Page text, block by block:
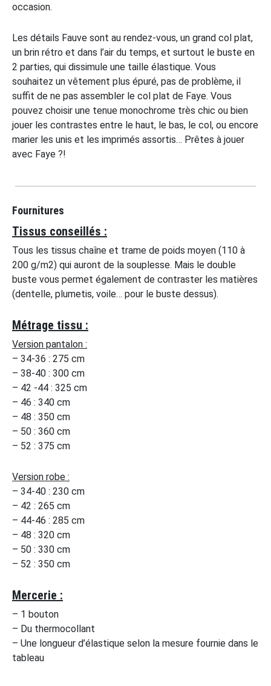
occasion.
Les détails Fauve sont au rendez-vous, un grand col plat,
un brin rétro et dans l’air du temps, et surtout le buste en
2 parties, qui dissimule une taille élastique. Vous
souhaitez un vêtement plus épuré, pas de problème, il
suffit de ne pas assembler le col plat de Faye. Vous
pouvez choisir une tenue monochrome très chic ou bien
jouer les contrastes entre le haut, le bas, le col, ou encore
marier les unis et les imprimés assortis… Prêtes à jouer
avec Faye ?!
Fournitures
Tissus conseillés :
Tous les tissus chaîne et trame de poids moyen (110 à
200 g/m2) qui auront de la souplesse. Mais le double
buste vous permet également de contraster les matières
(dentelle, plumetis, voile… pour le buste dessus).
Métrage tissu :
Version pantalon :
– 34-36 : 275 cm
– 38-40 : 300 cm
– 42 -44 : 325 cm
– 46 : 340 cm
– 48 : 350 cm
– 50 : 360 cm
– 52 : 375 cm
Version robe :
– 34-40 : 230 cm
– 42 : 265 cm
– 44-46 : 285 cm
– 48 : 320 cm
– 50 : 330 cm
– 52 : 350 cm
Mercerie :
– 1 bouton
– Du thermocollant
– Une longueur d’élastique selon la mesure fournie dans le
tableau